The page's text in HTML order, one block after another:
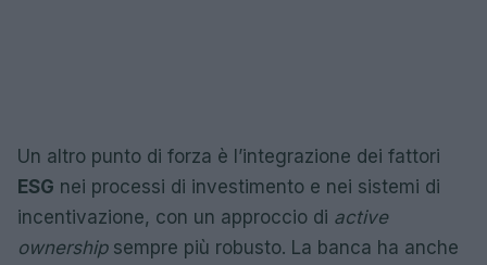
Un altro punto di forza è l’integrazione dei fattori
ESG nei processi di investimento e nei sistemi di
incentivazione, con un approccio di active
ownershipsempre più robusto. La banca ha anche